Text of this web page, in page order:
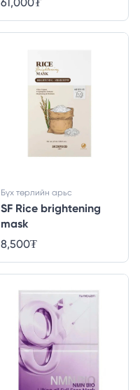
SF Rice brightening
mask
Бүх төрлийн арьс
8,500₮